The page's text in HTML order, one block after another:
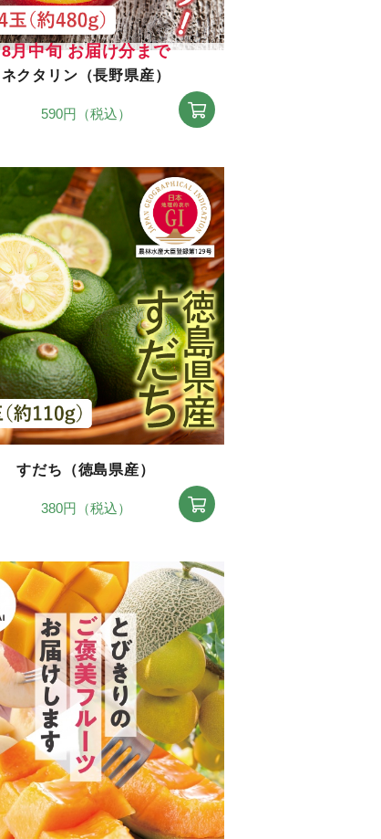
8月中旬 お届け分まで
ネクタリン（長野県産）
590円（税込）
すだち（徳島県産）
380円（税込）